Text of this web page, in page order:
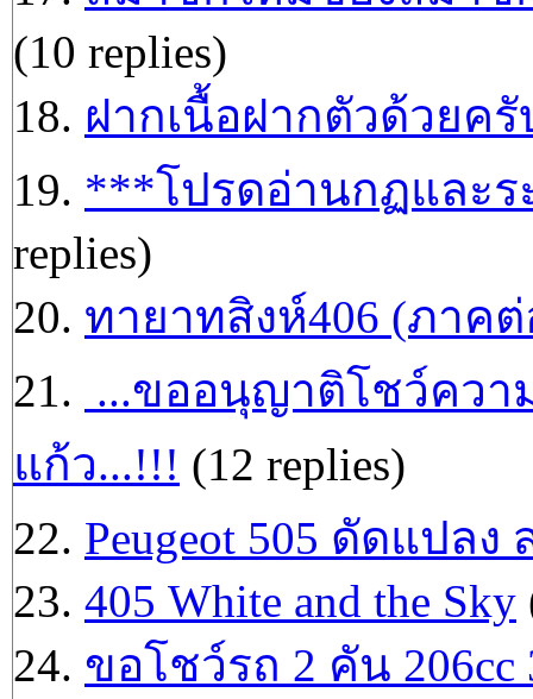
(10 replies)
18. ฝากเนื้อฝากตัวด้วยครั
19. ***โปรดอ่านกฏและร
replies)
20. ทายาทสิงห์406 (ภาค
21. ...ขออนุญาติโชว์ควา
แก้ว...!!! (12 replies)
22. Peugeot 505 ดัดแปลง
23. 405 White and the Sky
24. ขอโชว์รถ 2 คัน 206cc